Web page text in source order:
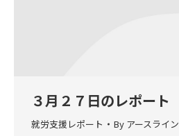
３月２７日のレポート
就労支援レポート By アースライン